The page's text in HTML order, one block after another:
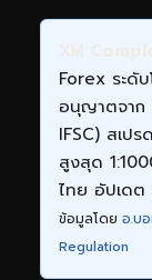
XM
Forex ระดับ
อนุญาตจาก
IFSC) สเป
สูงสุด
ไทย อัปเด
ข้อมูลโดย อ.บ
Regulation